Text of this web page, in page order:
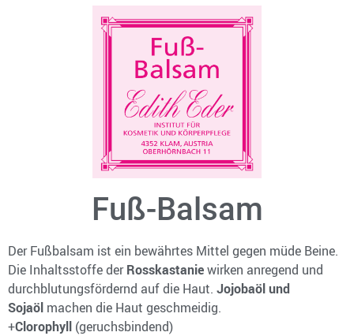
Fuß-Balsam
Der Fußbalsam ist ein bewährtes Mittel gegen müde Beine.
Die Inhaltsstoffe derRosskastaniewirken anregend und
durchblutungsfördernd auf die Haut. Jojobaöl und
Sojaöl machen die Haut geschmeidig.
+Clorophyll (geruchsbindend)